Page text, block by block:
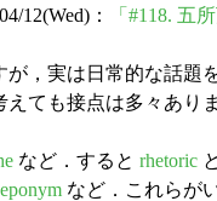
12(Wed)：
「#118. 五
，実は日常的な話
ても接点は多々あり
など．すると rhetoric
eponym など．これらが